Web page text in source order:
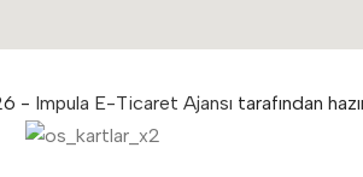
- Impula E-Ticaret Ajansı tarafından